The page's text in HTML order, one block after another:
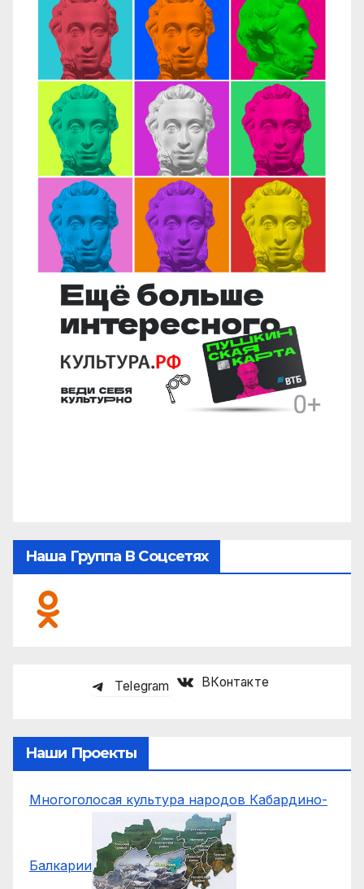
Наша Группа В Соцсетях
Telegram ВКонтакте
Наши Проекты
Многоголосая культура народов Кабардино-
Балкарии